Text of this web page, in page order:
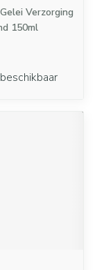
Verzorging
150ml